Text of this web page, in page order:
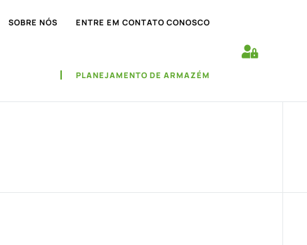
SOBRE NÓS ENTRE EM CONTATO CONOSCO
PLANEJAMENTO DE ARMAZÉM